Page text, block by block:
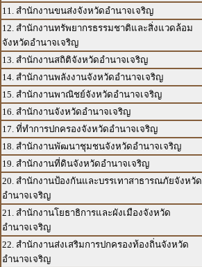
11. สำนักงานขนส่งจังหวัดอำนาจเจริญ
12. สำนักงานทรัพยากรธรรมชาติและสิ่งแวดล้อม
จังหวัดอำนาจเจริญ
13. สำนักงานสถิติจังหวัดอำนาจเจริญ
14. สำนักงานพลังงานจังหวัดอำนาจเจริญ
15. สำนักงานพาณิชย์จังหวัดอำนาจเจริญ
16. สำนักงานจังหวัดอำนาจเจริญ
17. ที่ทำการปกครองจังหวัดอำนาจเจริญ
18. สำนักงานพัฒนาชุมชนจังหวัดอำนาจเจริญ
19. สำนักงานที่ดินจังหวัดอำนาจเจริญ
20. สำนักงานป้องกันและบรรเทาสาธารณภัยจังหวัด
อำนาจเจริญ
21. สำนักงานโยธาธิการและผังเมืองจังหวัด
อำนาจเจริญ
22. สำนักงานส่งเสริมการปกครองท้องถิ่นจังหวัด
อำนาจเจริญ